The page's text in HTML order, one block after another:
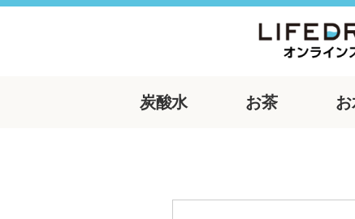
炭酸水 お茶